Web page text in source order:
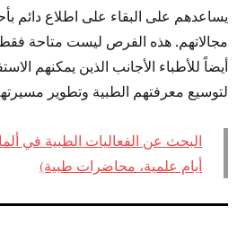
يساعدهم على البقاء على اطلاع دائم
مجالاتهم. هذه الفرص ليست متاحة فقط
أيضاً للأطباء الأجانب الذين يمكنهم
لتوسيع معرفتهم الطبية وتطوير
البحث عن الفعاليات الطبية في
أيام علمية، محاضرات طبية)